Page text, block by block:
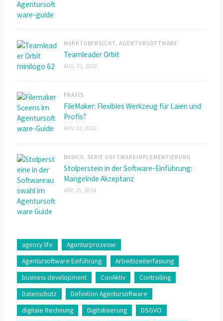
MARKTÜBERSICHT AGENTURSOFTWARE
Teamleader Orbit
AUG. 31, 2022
PRAXIS
FileMaker: Flexibles Werkzeug für Laien und
Profis?
NOV. 22, 2012
BASICS SERIE SOFTWAREIMPLEMENTIERUNG
Stolperstein in der Software-Einführung:
Mangelnde Akzeptanz
APR. 25, 2014
agency life
Agenturprozesse
Agentursoftware Einführung
Arbeitszeiterfassung
business development
ConAktiv
Controlling
Datenschutz
Definition Agentursoftware
digitale Rechnung
Digitalisierung
DSGVO